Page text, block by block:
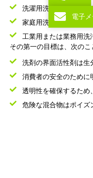
洗濯用洗剤と柔軟仕上
家庭用洗剤および食器
工業用または業務用洗
その第一の目標は、次の
洗剤の界面活性剤は生
消費者の安全のために
透明性を確保するため
危険な混合物はポイズ
電子